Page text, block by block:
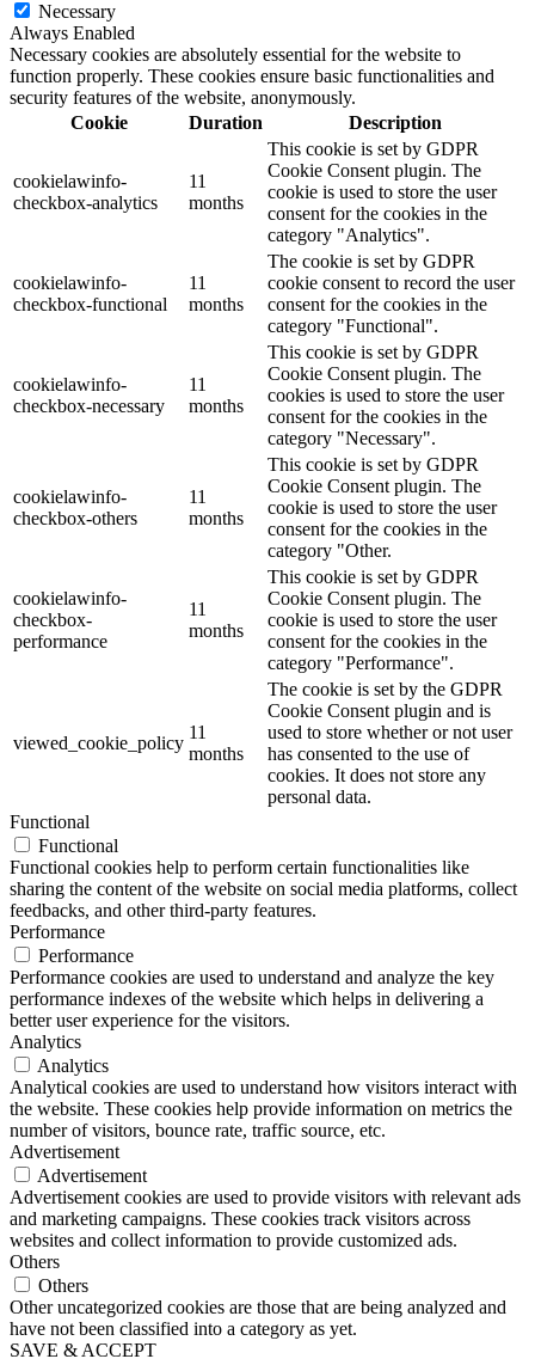
Necessary
Always Enabled
Necessary cookies are absolutely essential for the website to
function properly. These cookies ensure basic functionalities and
security features of the website, anonymously.
Cookie
Duration Description
cookielawinfo-
checkbox-analytics
11
months
This cookie is set by GDPR
Cookie Consent plugin. The
cookie is used to store the user
consent for the cookies in the
category "Analytics".
cookielawinfo-
checkbox-functional
11
months
The cookie is set by GDPR
cookie consent to record the user
consent for the cookies in the
category "Functional".
cookielawinfo-
checkbox-necessary
11
months
This cookie is set by GDPR
Cookie Consent plugin. The
cookies is used to store the user
consent for the cookies in the
category "Necessary".
cookielawinfo-
checkbox-others
11
months
This cookie is set by GDPR
Cookie Consent plugin. The
cookie is used to store the user
consent for the cookies in the
category "Other.
cookielawinfo-
checkbox-
performance
11
months
This cookie is set by GDPR
Cookie Consent plugin. The
cookie is used to store the user
consent for the cookies in the
category "Performance".
viewed_cookie_policy
11
months
The cookie is set by the GDPR
Cookie Consent plugin and is
used to store whether or not user
has consented to the use of
cookies. It does not store any
personal data.
Functional
Functional
Functional cookies help to perform certain functionalities like
sharing the content of the website on social media platforms, collect
feedbacks, and other third-party features.
Performance
Performance
Performance cookies are used to understand and analyze the key
performance indexes of the website which helps in delivering a
better user experience for the visitors.
Analytics
Analytics
Analytical cookies are used to understand how visitors interact with
the website. These cookies help provide information on metrics the
number of visitors, bounce rate, traffic source, etc.
Advertisement
Advertisement
Advertisement cookies are used to provide visitors with relevant ads
and marketing campaigns. These cookies track visitors across
websites and collect information to provide customized ads.
Others
Others
Other uncategorized cookies are those that are being analyzed and
have not been classified into a category as yet.
SAVE & ACCEPT